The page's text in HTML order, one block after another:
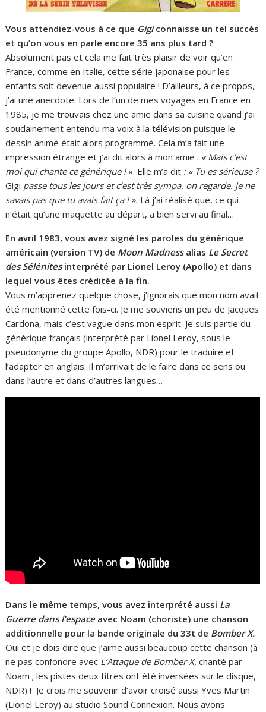
Vous attendiez-vous à ce que Gigiconnaisse un tel succès
et qu’on vous en parle encore 35 ans plus tard ?
Absolument pas et cela me fait très plaisir de voir qu’en
France, comme en Italie, cette série japonaise pour les
enfants soit devenue aussi populaire ! D’ailleurs, à ce propos,
j’ai une anecdote. Lors de l’un de mes voyages en France en
1985, je me trouvais chez une amie dans sa cuisine quand j’ai
soudainement entendu ma voix à la télévision puisque le
dessin animé était alors programmé. Cela m’a fait une
impression étrange et j’ai dit alors à mon amie : « Mais c’est
moi qui chante ce générique !». Elle m’a dit : « Tu es sérieuse ?
Gigi passe tous les jours et c’est très sympa, on regarde. Je ne
savais pas que tu avais fait ça ! ». Là j’ai réalisé que, ce qui
n’était qu’une maquette au départ, a bien servi au final…
En avril 1983, vous avez signé les paroles du générique
américain (version TV) de Moon Madnessalias Le Secret
des Sélénitesinterprété par Lionel Leroy (Apollo) et dans
lequel vous êtes créditée à la fin.
Vous m’apprenez quelque chose, j’ignorais que mon nom avait
été mentionné cette fois-ci. Je me souviens un peu de Jacques
Cardona, mais c’est vague dans mon esprit. Je suis partie du
générique français (interprété par Lionel Leroy, sous le
pseudonyme du groupe Apollo, NDR) pour le traduire et
l’adapter en anglais. Il m’arrivait de le faire dans ce sens ou
dans l’autre et dans d’autres langues…
Dans le même temps, vous avez interprété aussi La
Guerre dans l’espaceavec Noam (choriste) une chanson
additionnelle pour la bande originale du 33t de Bomber X.
Oui et je dois dire que j’aime aussi beaucoup cette chanson (à
ne pas confondre avec L’Attaque de Bomber X, chanté par
Noam ; les pistes deux titres ont été inversées sur le disque,
NDR) ! Je crois me souvenir d’avoir croisé aussi Yves Martin
(Lionel Leroy) au studio Sound Connexion. Nous avons